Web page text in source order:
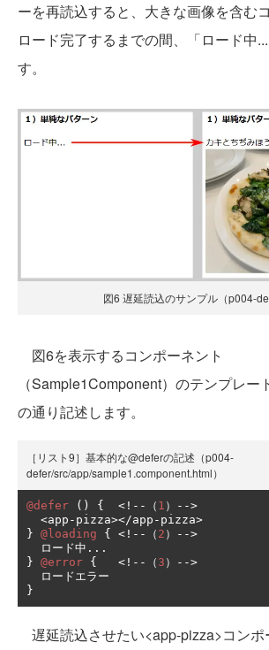
ーを再読込すると、大きな画像を含む
ロード完了するまでの間、「ロード中
す。
図6 遅延読込のサンプル（p004-
図6を表示するコンポーネント
（Sample1Component）のテンプレー
の通り記述します。
［リスト9］基本的な@deferの記述（p004-
defer/src/app/sample1.component.html）
@defer () { <!--（ 1 ）-->
<app - pizza></app - pizza>
} @loading { <!--（ 2 ）-->
ロード中...
} @error { <!--（ 3 ）-->
ロードエラー
}
遅延読込させたい<app-pizza>コンポ